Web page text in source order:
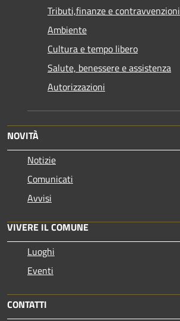
Tributi,finanze e contravvenzioni
Ambiente
Cultura e tempo libero
Salute, benessere e assistenza
Autorizzazioni
NOVITÀ
Notizie
Comunicati
Avvisi
VIVERE IL COMUNE
Luoghi
Eventi
CONTATTI